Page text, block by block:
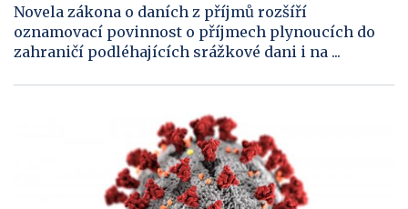
Novela zákona o daních z příjmů rozšíří
oznamovací povinnost o příjmech plynoucích do
zahraničí podléhajících srážkové dani i na ...